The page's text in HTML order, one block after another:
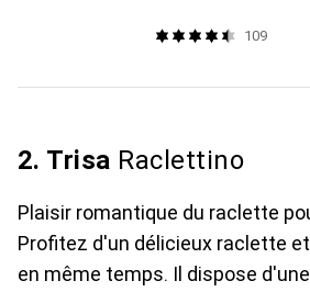
109
2. Trisa Raclettino
Plaisir romantique du raclette
Profitez d'un délicieux raclette
en même temps. Il dispose